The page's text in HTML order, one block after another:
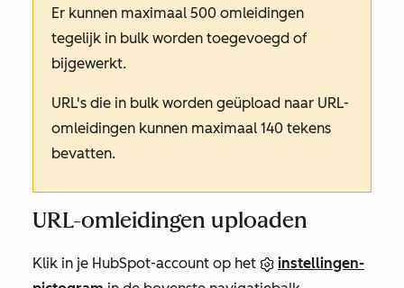
Er kunnen maximaal 500 omleidingen
tegelijk in bulk worden toegevoegd of
bijgewerkt.
URL's die in bulk worden geüpload naar URL-
omleidingen kunnen maximaal 140 tekens
bevatten.
URL-omleidingen uploaden
Klik in je HubSpot-account op het
instellingen-